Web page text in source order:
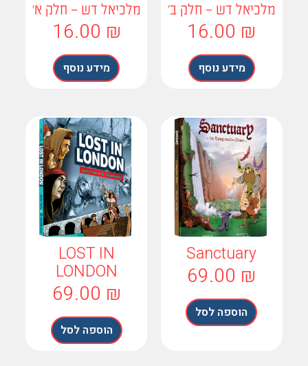
דש – חלק ב'
16.00
מידע נוסף
מלכיאל דש – חלק א'
16.00
מידע נוסף
Sanctuary
69.00
הוספה לסל
LOST IN
LONDON
69.00
הוספה לסל